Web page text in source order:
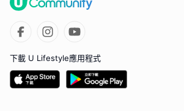
下載 U Lifestyle應用程式